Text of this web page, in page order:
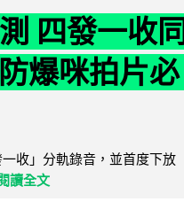
四發一收同
爆咪拍片必
收」分軌錄音，並首度下放
閱讀全文